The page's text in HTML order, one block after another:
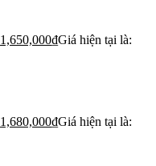
1,650,000₫Giá hiện tại là:
1,680,000₫Giá hiện tại là: